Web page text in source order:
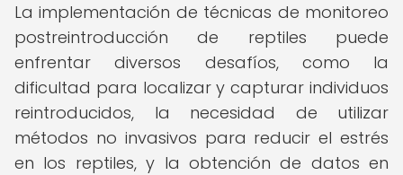
La implementación de técnicas de monitoreo
postreintroducción de reptiles puede
enfrentar diversos desafíos, como la
dificultad para localizar y capturar individuos
reintroducidos, la necesidad de utilizar
métodos no invasivos para reducir el estrés
en los reptiles, y la obtención de datos en